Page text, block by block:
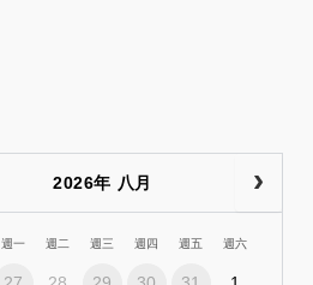
2026年 八月
週一 週二 週三 週四 週五 週六